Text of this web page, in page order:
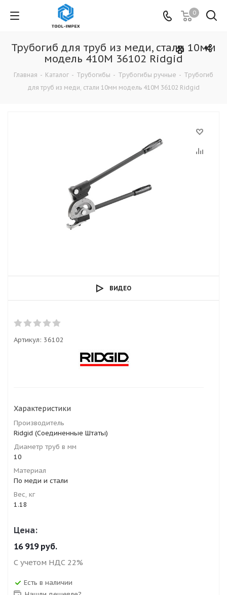
0
Трубогиб для труб из меди, стали 10мм
модель 410М 36102 Ridgid
Главная - Каталог - Трубогибы - Трубогибы ручные - Трубогиб
для труб из меди, стали 10мм модель 410М 36102 Ridgid
ВИДЕО
Артикул: 36102
Характеристики
Производитель
Ridgid (Соединенные Штаты)
Диаметр труб в мм
10
Материал
По меди и стали
Вес, кг
1.18
Цена:
16 919руб.
С учетом НДС 22%
Есть в наличии